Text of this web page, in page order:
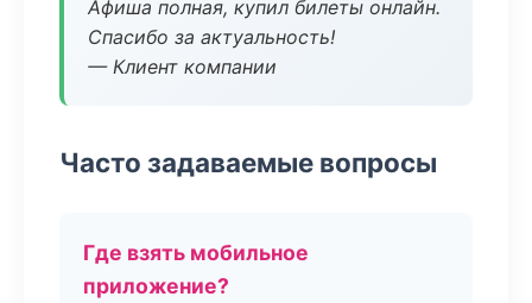
Афиша полная, купил билеты онлайн.
Спасибо за актуальность!
— Клиент компании
Часто задаваемые вопросы
Где взять мобильное
приложение?